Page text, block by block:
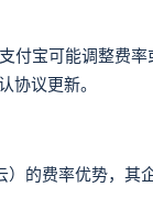
宝可能调整费率
协议更新。
费率优势，其企